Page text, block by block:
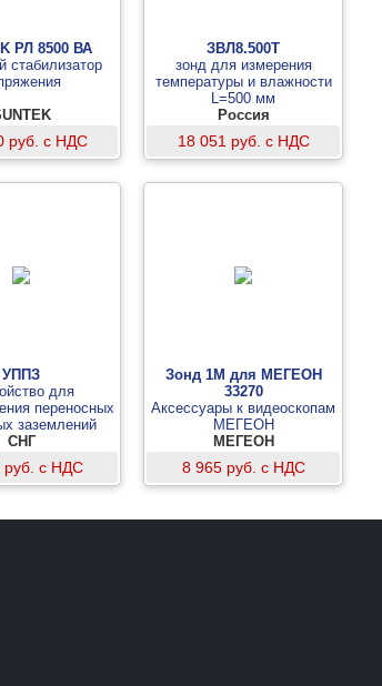
РЛ 8500 ВА
стабилизатор
руб. с НДС
ЗВЛ8.500Т
зонд для измерения
температуры и влажности
L=500 мм
Россия
18 051 руб. с НДС
УППЗ
для
переносных
заземлений
СНГ
руб. с НДС
Зонд 1М для МЕГЕОН
33270
Аксессуары к видеоскопам
МЕГЕОН
МЕГЕОН
8 965 руб. с НДС